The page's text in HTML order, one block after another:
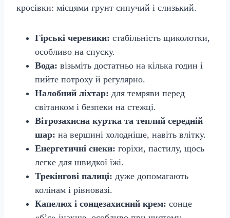
кросівки: місцями грунт сипучий і слизький.
Гірські черевики: стабільність щиколотки,
особливо на спуску.
Вода: візьміть достатньо на кілька годин і
пийте потроху й регулярно.
Налобний ліхтар: для темряви перед
світанком і безпеки на стежці.
Вітрозахисна куртка та теплий середній
шар: на вершині холодніше, навіть влітку.
Енергетичні снеки: горіхи, пастилу, щось
легке для швидкої їжі.
Трекінгові палиці: дуже допомагають
колінам і рівновазі.
Капелюх і сонцезахисний крем: сонце